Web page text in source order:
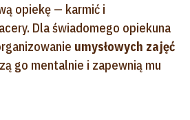
opiekę — karmić i
Dla świadomego opiekuna
umysłowych zajęć
go mentalnie i zapewnią mu